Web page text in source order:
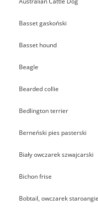
Basset gaskoński
Basset hound
Beagle
Bearded collie
Bedlington terrier
Berneński pies pasterski
Biały owczarek szwajcarski
Bichon frise
Bobtail, owczarek